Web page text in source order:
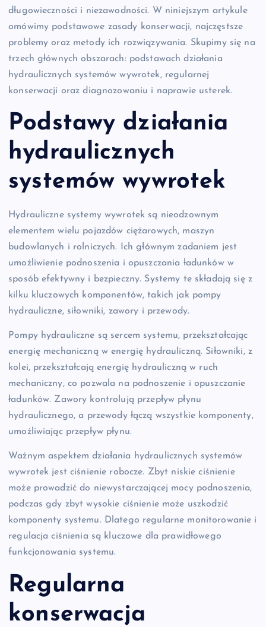
długowieczności i niezawodności. W niniejszym artykule
omówimy podstawowe zasady konserwacji, najczęstsze
problemy oraz metody ich rozwiązywania. Skupimy się na
trzech głównych obszarach: podstawach działania
hydraulicznych systemów wywrotek, regularnej
konserwacji oraz diagnozowaniu i naprawie usterek.
Podstawy działania
hydraulicznych
systemów wywrotek
Hydrauliczne systemy wywrotek są nieodzownym
elementem wielu pojazdów ciężarowych, maszyn
budowlanych i rolniczych. Ich głównym zadaniem jest
umożliwienie podnoszenia i opuszczania ładunków w
sposób efektywny i bezpieczny. Systemy te składają się z
kilku kluczowych komponentów, takich jak pompy
hydrauliczne, siłowniki, zawory i przewody.
Pompy hydrauliczne są sercem systemu, przekształcając
energię mechaniczną w energię hydrauliczną. Siłowniki, z
kolei, przekształcają energię hydrauliczną w ruch
mechaniczny, co pozwala na podnoszenie i opuszczanie
ładunków. Zawory kontrolują przepływ płynu
hydraulicznego, a przewody łączą wszystkie komponenty,
umożliwiając przepływ płynu.
Ważnym aspektem działania hydraulicznych systemów
wywrotek jest ciśnienie robocze. Zbyt niskie ciśnienie
może prowadzić do niewystarczającej mocy podnoszenia,
podczas gdy zbyt wysokie ciśnienie może uszkodzić
komponenty systemu. Dlatego regularne monitorowanie i
regulacja ciśnienia są kluczowe dla prawidłowego
funkcjonowania systemu.
Regularna
konserwacja